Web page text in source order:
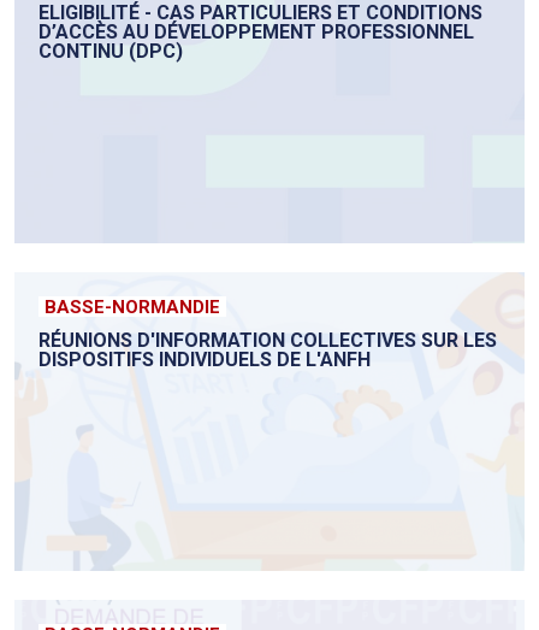
ELIGIBILITÉ - CAS PARTICULIERS ET CONDITIONS
D’ACCÈS AU DÉVELOPPEMENT PROFESSIONNEL
CONTINU (DPC)
BASSE-NORMANDIE
RÉUNIONS D'INFORMATION COLLECTIVES SUR LES
DISPOSITIFS INDIVIDUELS DE L'ANFH